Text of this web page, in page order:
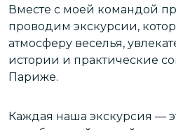
Вместе с моей командой
проводим экскурсии,
атмосферу веселья,
истории и практические
Париже.
Каждая наша экскурсия —